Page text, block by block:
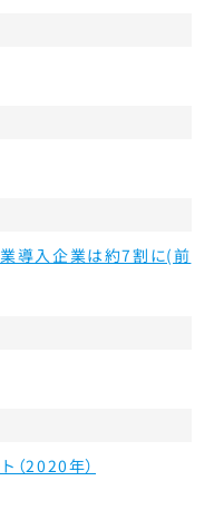
導入企業は約7割に(前
（2020年）